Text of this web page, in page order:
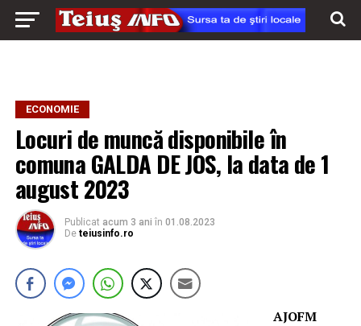
ECONOMIE
Locuri de muncă disponibile în
comuna GALDA DE JOS, la data de 1
august 2023
Publicat acum 3 ani în 01.08.2023
De teiusinfo.ro
AJOFM